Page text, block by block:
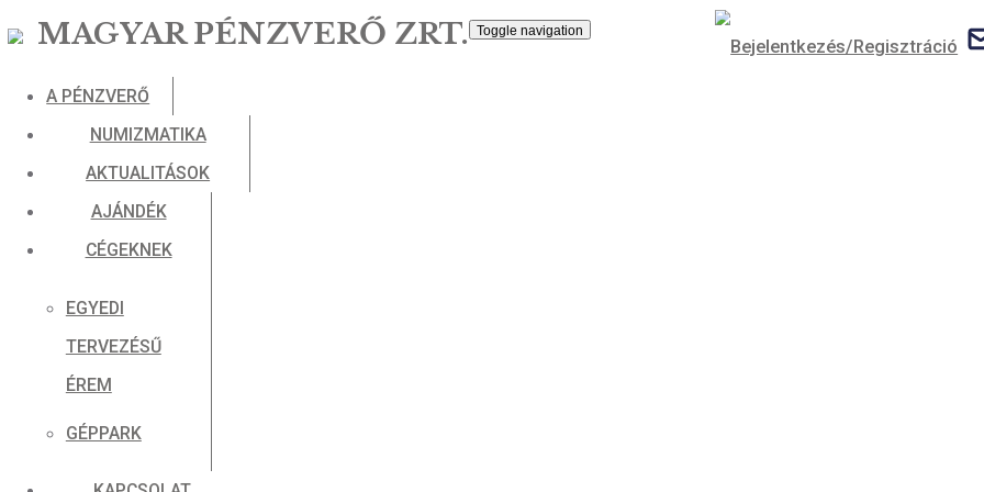
MAGYAR PÉNZVERŐ ZRT. Toggle navigation
A PÉNZVERŐ
AKTUALITÁSOK
AJÁNDÉK
EGYEDI
TERVEZÉSŰ
ÉREM